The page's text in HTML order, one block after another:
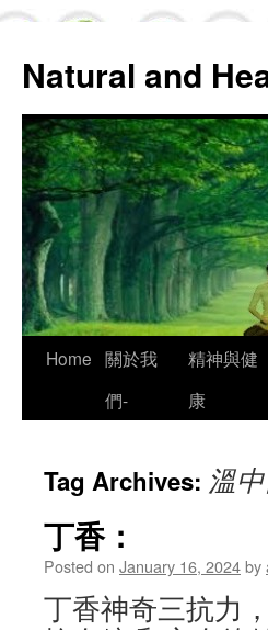
Natural and
Skip
Home 關於我
們-
精神與健
康
Tag Archives: 溫
丁香：
Posted on January 16, 2024by
丁香神奇三抗力